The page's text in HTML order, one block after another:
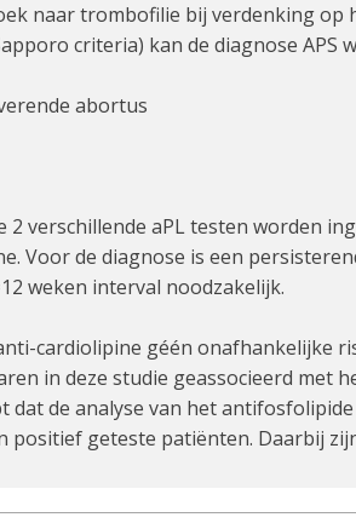
naar trombofilie bij verdenking
criteria) kan de diagnose APS
abortus
verschillende aPL testen worden
Voor de diagnose is een
weken interval noodzakelijk.
cardiolipine géén onafhankelijke
in deze studie geassocieerd met
de analyse van het
geteste patiënten. Daarbij